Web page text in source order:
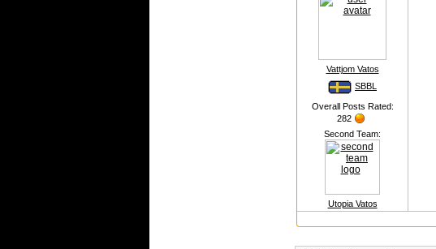
Vattjom Vatos
SBBL
Overall Posts Rated:
282
Second Team:
Utopia Vatos